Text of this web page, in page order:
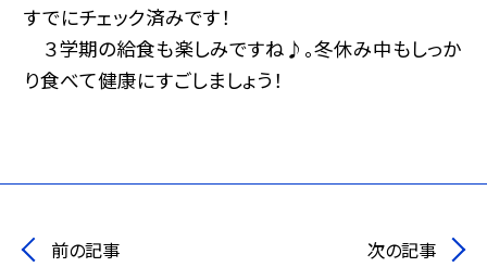
すでにチェック済みです！
３学期の給食も楽しみですね♪。冬休み中もしっか
り食べて健康にすごしましょう！
前の記事 次の記事